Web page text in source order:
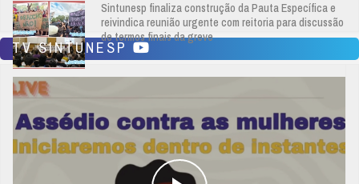
Sintunesp finaliza construção da Pauta Específica e
reivindica reunião urgente com reitoria para discussão
de termos finais da greve
produto da pressão organizada da categoria.
Regularização do tempo do probatório em funções de
confiança também é avanço da luta
TV SINTUNESP